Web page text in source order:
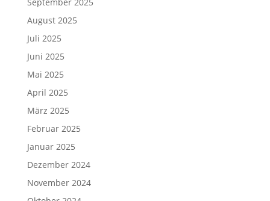
August 2025
Juli 2025
Juni 2025
Mai 2025
April 2025
März 2025
Februar 2025
Januar 2025
Dezember 2024
November 2024